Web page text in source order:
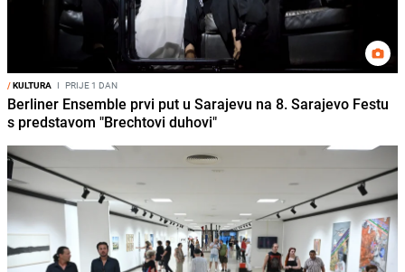
/KULTURA I PRIJE 1 DAN
Berliner Ensemble prvi put u Sarajevu na 8. Sarajevo Festu
s predstavom "Brechtovi duhovi"